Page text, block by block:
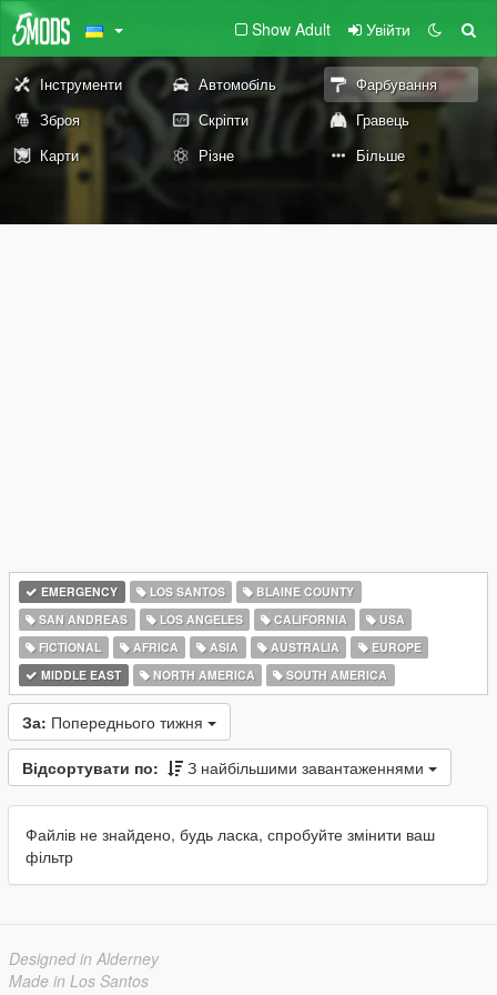
Show Adult Увійти
Інструменти Автомобіль
Фарбування
Зброя
Скріпти
Гравець
Карти
Різне Більше
EMERGENCY LOS SANTOS
BLAINE COUNTY
SAN ANDREAS
LOS ANGELES CALIFORNIA
USA
FICTIONAL
AFRICA ASIA AUSTRALIA
EUROPE
MIDDLE EAST
NORTH AMERICA SOUTH AMERICA
За: Попереднього тижня
Відсортувати по: З найбільшими завантаженнями
Файлів не знайдено, будь ласка, спробуйте змінити ваш
фільтр
Designed in Alderney
Made in Los Santos